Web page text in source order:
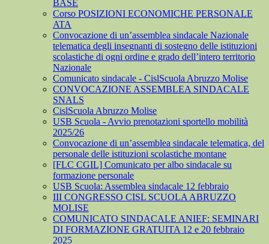
BASE
Corso POSIZIONI ECONOMICHE PERSONALE
ATA
Convocazione di un’assemblea sindacale Nazionale
telematica degli insegnanti di sostegno delle istituzioni
scolastiche di ogni ordine e grado dell’intero territorio
Nazionale
Comunicato sindacale - CislScuola Abruzzo Molise
CONVOCAZIONE ASSEMBLEA SINDACALE
SNALS
CislScuola Abruzzo Molise
USB Scuola - Avvio prenotazioni sportello mobilità
2025/26
Convocazione di un’assemblea sindacale telematica, del
personale delle istituzioni scolastiche montane
[FLC CGIL] Comunicato per albo sindacale su
formazione personale
USB Scuola: Assemblea sindacale 12 febbraio
III CONGRESSO CISL SCUOLA ABRUZZO
MOLISE
COMUNICATO SINDACALE ANIEF: SEMINARI
DI FORMAZIONE GRATUITA 12 e 20 febbraio
2025